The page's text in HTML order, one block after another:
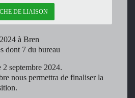
DE LIAISON
à Bren
dont 7 du bureau
septembre 2024.
nous permettra de finaliser la